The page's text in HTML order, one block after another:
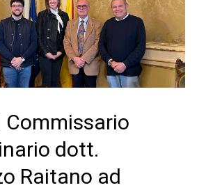
Commissario
dott.
Raitano ad